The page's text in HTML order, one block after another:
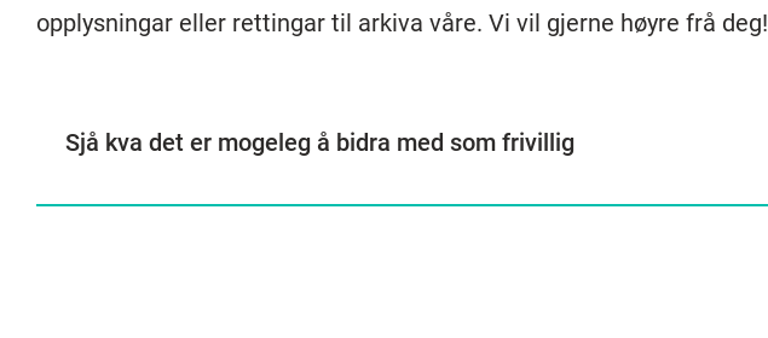
opplysningar eller rettingar til arkiva våre. Vi vil gjerne høyre frå deg!
Sjå kva det er mogeleg å bidra med som frivillig